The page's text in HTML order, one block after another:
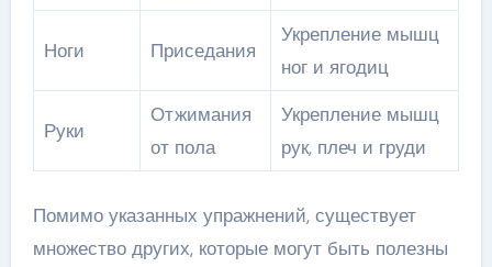
Ноги Приседания
Укрепление мышц
ног и ягодиц
Руки
Отжимания
от пола
Укрепление мышц
рук, плеч и груди
Помимо указанных упражнений, существует
множество других, которые могут быть полезны